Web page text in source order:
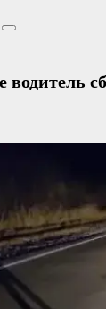
водитель